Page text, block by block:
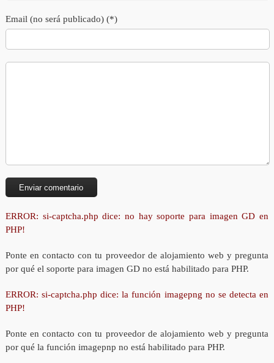
Email (no será publicado) (*)
ERROR: si-captcha.php dice: no hay soporte para imagen GD en
PHP!
Ponte en contacto con tu proveedor de alojamiento web y pregunta
por qué el soporte para imagen GD no está habilitado para PHP.
ERROR: si-captcha.php dice: la función imagepng no se detecta en
PHP!
Ponte en contacto con tu proveedor de alojamiento web y pregunta
por qué la función imagepnp no está habilitado para PHP.